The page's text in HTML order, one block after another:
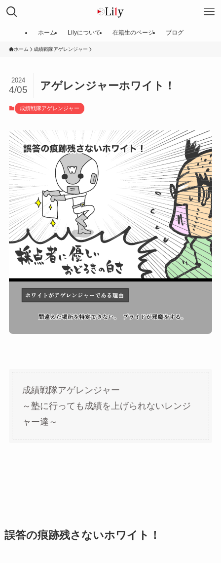
ホーム Lilyについて 在籍生のページ ブログ
ホーム 成績戦隊アゲレンジャー
アゲレンジャーホワイト！
2024
4/05
成績戦隊アゲレンジャー
成績戦隊アゲレンジャー
～塾に行っても成績を上げられないレンジ
ャー達～
誤答の痕跡残さないホワイト！